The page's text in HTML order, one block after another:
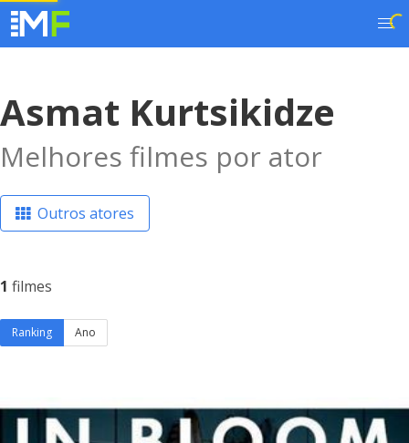
Asmat Kurtsikidze
Melhores filmes por ator
Outros atores
1 filmes
Ranking Ano